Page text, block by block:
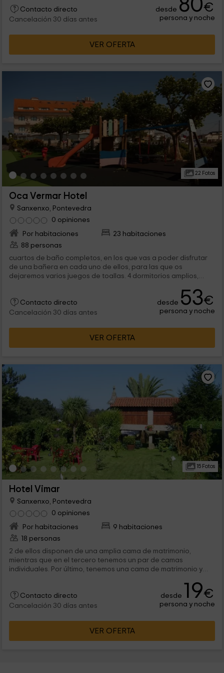
Contacto directo
Cancelación 30 días antes
desde 80€
persona y noche
VER OFERTA
22 Fotos
Oca Vermar Hotel
Sanxenxo, Pontevedra
0 opiniones
Por habitaciones
23 habitaciones
88 personas
cuartos de baño completos, en los que vas a poder disfrutar
de una bañera en cada uno de ellos, para las que os
dejaremos varios juegos de toallas. 4 dormitorios amplios,
Contacto directo
Cancelación 30 días antes
desde 53€
persona y noche
VER OFERTA
15 Fotos
Hotel Vimar
Sanxenxo, Pontevedra
0 opiniones
Por habitaciones
9 habitaciones
18 personas
2 de ellos disponen de una amplia cama de matrimonio,
mientras que en el tercero tenemos un par de camas
individuales. Por último, tenemos una cama de matrimonio y
Contacto directo
Cancelación 30 días antes
desde 19€
persona y noche
VER OFERTA